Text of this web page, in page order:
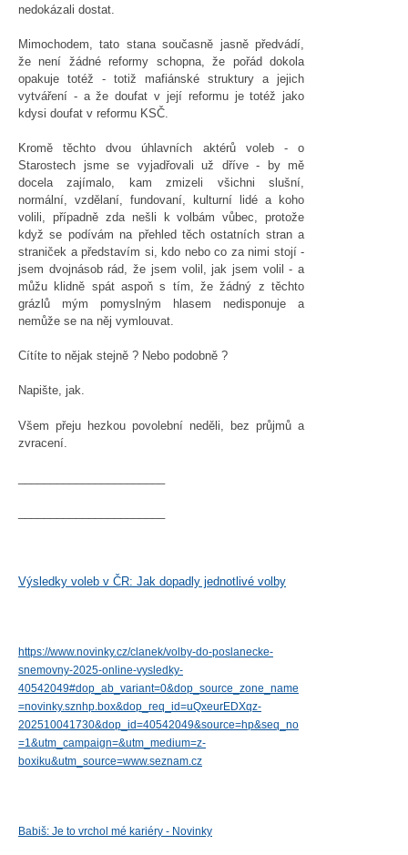
nedokázali dostat.
Mimochodem, tato stana současně jasně předvádí,
že není žádné reformy schopna, že pořád dokola
opakuje totéž - totiž mafiánské struktury a jejich
vytváření - a že doufat v její reformu je totéž jako
kdysi doufat v reformu KSČ.
Kromě těchto dvou úhlavních aktérů voleb - o
Starostech jsme se vyjadřovali už dříve - by mě
docela zajímalo, kam zmizeli všichni slušní,
normální, vzdělaní, fundovaní, kulturní lidé a koho
volili, případně zda nešli k volbám vůbec, protože
když se podívám na přehled těch ostatních stran a
straniček a představím si, kdo nebo co za nimi stojí -
jsem dvojnásob rád, že jsem volil, jak jsem volil - a
můžu klidně spát aspoň s tím, že žádný z těchto
grázlů mým pomyslným hlasem nedisponuje a
nemůže se na něj vymlouvat.
Cítíte to nějak stejně ? Nebo podobně ?
Napište, jak.
Všem přeju hezkou povolební neděli, bez průjmů a
zvracení.
Výsledky voleb v ČR: Jak dopadly jednotlivé volby
https://www.novinky.cz/clanek/volby-do-poslanecke-
snemovny-2025-online-vysledky-
40542049#dop_ab_variant=0&dop_source_zone_name
=novinky.sznhp.box&dop_req_id=uQxeurEDXqz-
202510041730&dop_id=40542049&source=hp&seq_no
=1&utm_campaign=&utm_medium=z-
boxiku&utm_source=www.seznam.cz
Babiš: Je to vrchol mé kariéry - Novinky